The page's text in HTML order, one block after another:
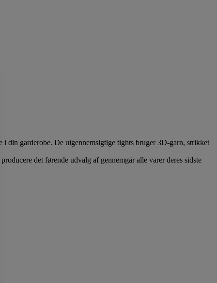
din garderobe. De uigennemsigtige tights bruger 3D-garn, strikket
det førende udvalg af gennemgår alle varer deres sidste